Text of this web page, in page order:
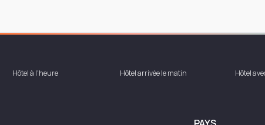
Hôtel à l'heure Hôtel arrivée le matin Hôtel